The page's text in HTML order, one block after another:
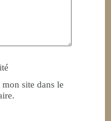
site dans le